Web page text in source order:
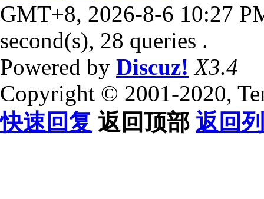
GMT+8, 2026-8-6 10:27
second(s), 28 queries .
Powered by Discuz! X3.4
Copyright © 2001-2020,
快速回复 返回顶部 返回